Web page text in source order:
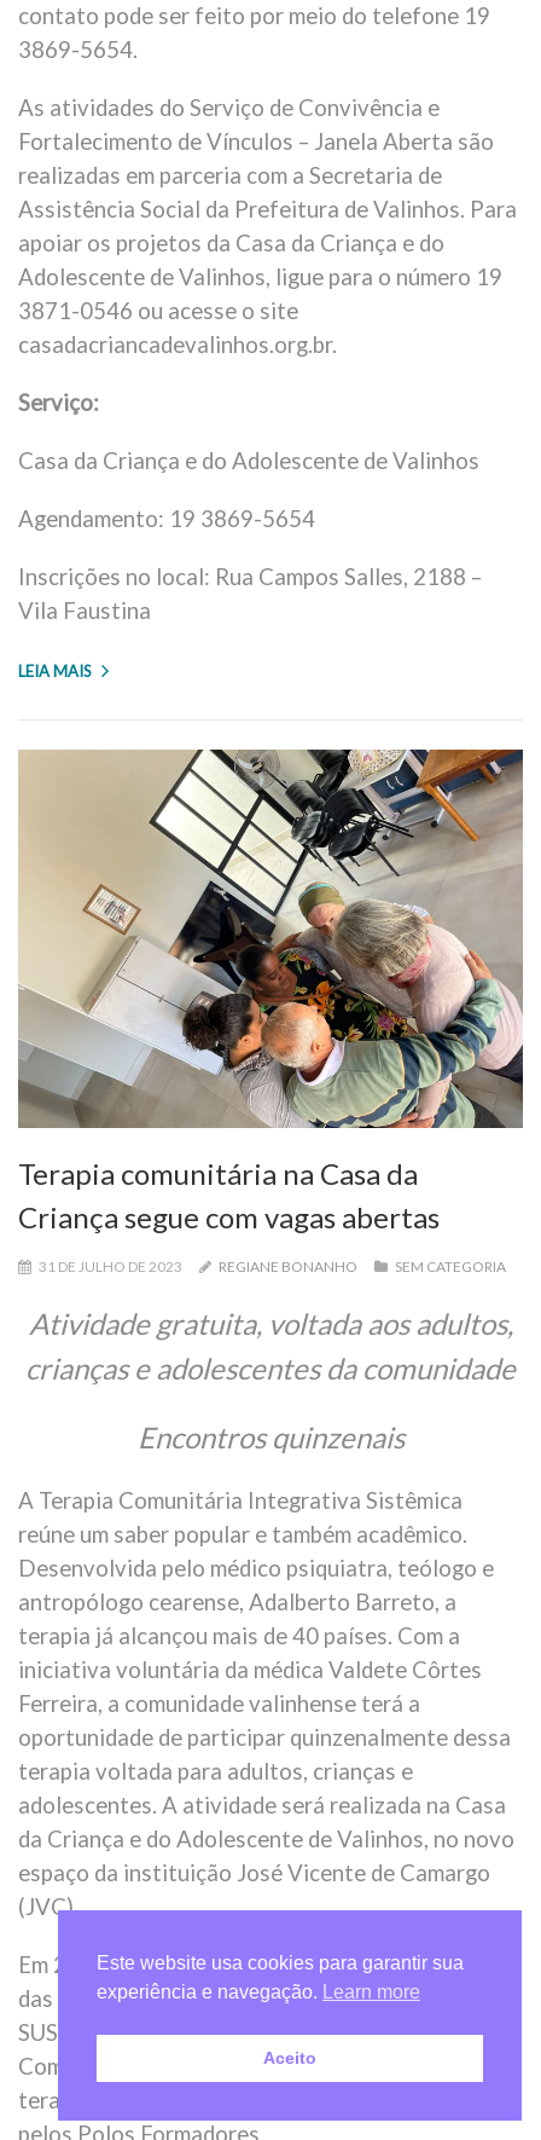
contato pode ser feito por meio do telefone 19
3869-5654.
As atividades do Serviço de Convivência e
Fortalecimento de Vínculos – Janela Aberta são
realizadas em parceria com a Secretaria de
Assistência Social da Prefeitura de Valinhos. Para
apoiar os projetos da Casa da Criança e do
Adolescente de Valinhos, ligue para o número 19
3871-0546 ou acesse o site
casadacriancadevalinhos.org.br.
Serviço:
Casa da Criança e do Adolescente de Valinhos
Agendamento: 19 3869-5654
Inscrições no local: Rua Campos Salles, 2188 –
Vila Faustina
LEIA MAIS
Terapia comunitária na Casa da
Criança segue com vagas abertas
31 DE JULHO DE 2023 REGIANE BONANHO SEM CATEGORIA
Atividade gratuita, voltada aos adultos,
crianças e adolescentes da comunidade
Encontros quinzenais
A Terapia Comunitária Integrativa Sistêmica
reúne um saber popular e também acadêmico.
Desenvolvida pelo médico psiquiatra, teólogo e
antropólogo cearense, Adalberto Barreto, a
terapia já alcançou mais de 40 países. Com a
iniciativa voluntária da médica Valdete Côrtes
Ferreira, a comunidade valinhense terá a
oportunidade de participar quinzenalmente dessa
terapia voltada para adultos, crianças e
adolescentes. A atividade será realizada na Casa
da Criança e do Adolescente de Valinhos, no novo
espaço da instituição José Vicente de Camargo
(JVC).
Em 2017, a terapia comunitária foi incluída no rol
das Práticas Integrativas Complementares do
SUS. Segundo a Associação Brasileira de Terapia
Comunitária (Abratecom), cerca de 30.500
terapeutas comunitários já foram capacitados
pelos Polos Formadores.
Este website usa cookies para garantir sua
experiência e navegação.
Learn more
Aceito